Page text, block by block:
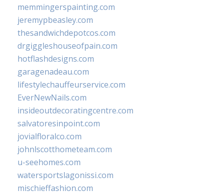
memmingerspainting.com
jeremypbeasley.com
thesandwichdepotcos.com
drgiggleshouseofpain.com
hotflashdesigns.com
garagenadeau.com
lifestylechauffeurservice.com
EverNewNails.com
insideoutdecoratingcentre.com
salvatoresinpoint.com
jovialfloralco.com
johnlscotthometeam.com
u-seehomes.com
watersportslagonissi.com
mischieffashion.com